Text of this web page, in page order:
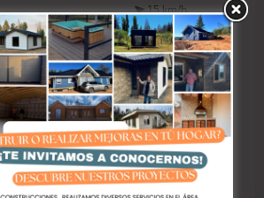
15 km/h
0%
Mñn.
9º / 3º
0%
Mar. 11
10º / 7º
63%
Miér. 12
11º / 6º
64%
El tiempo en Talcahuano